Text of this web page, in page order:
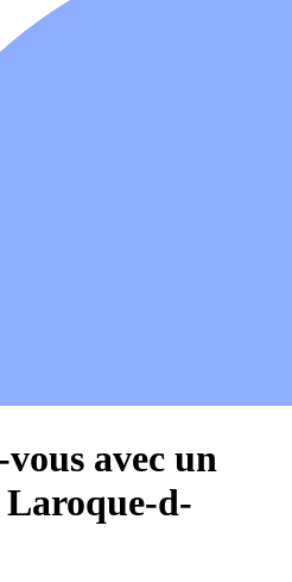
avec un
Laroque-d-